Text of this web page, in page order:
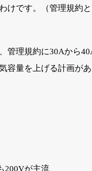
けです。（管理規約
管理規約に30Aから
容量を上げる計画が
200Vが主流